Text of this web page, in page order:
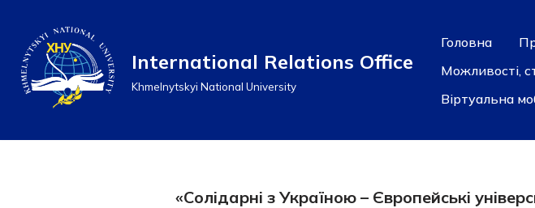
Перейти
до
вмісту
International Relations Office
Khmelnytskyi National University
Головна
Можливості,
Віртуальна
«Солідарні з Україною – Європейські